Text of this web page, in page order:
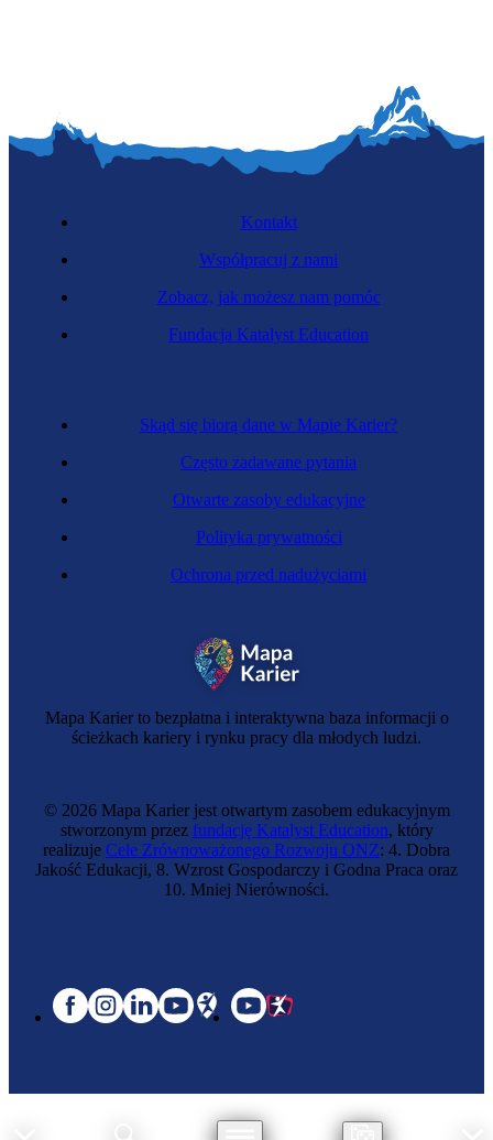
Mapa Karier to bezpłatna i interaktywna baza informacji o
ścieżkach kariery i rynku pracy dla młodych ludzi.
Skąd się biorą dane w Mapie Karier?
Często zadawane pytania
Otwarte zasoby edukacyjne
Polityka prywatności
Ochrona przed nadużyciami
Kontakt
Współpracuj z nami
Zobacz, jak możesz nam pomóc
Fundacja Katalyst Education
© 2026 Mapa Karier jest otwartym zasobem edukacyjnym
stworzonym przez fundację Katalyst Education, który
realizuje Cele Zrównoważonego Rozwoju ONZ: 4. Dobra
Jakość Edukacji, 8. Wzrost Gospodarczy i Godna Praca oraz
10. Mniej Nierówności.